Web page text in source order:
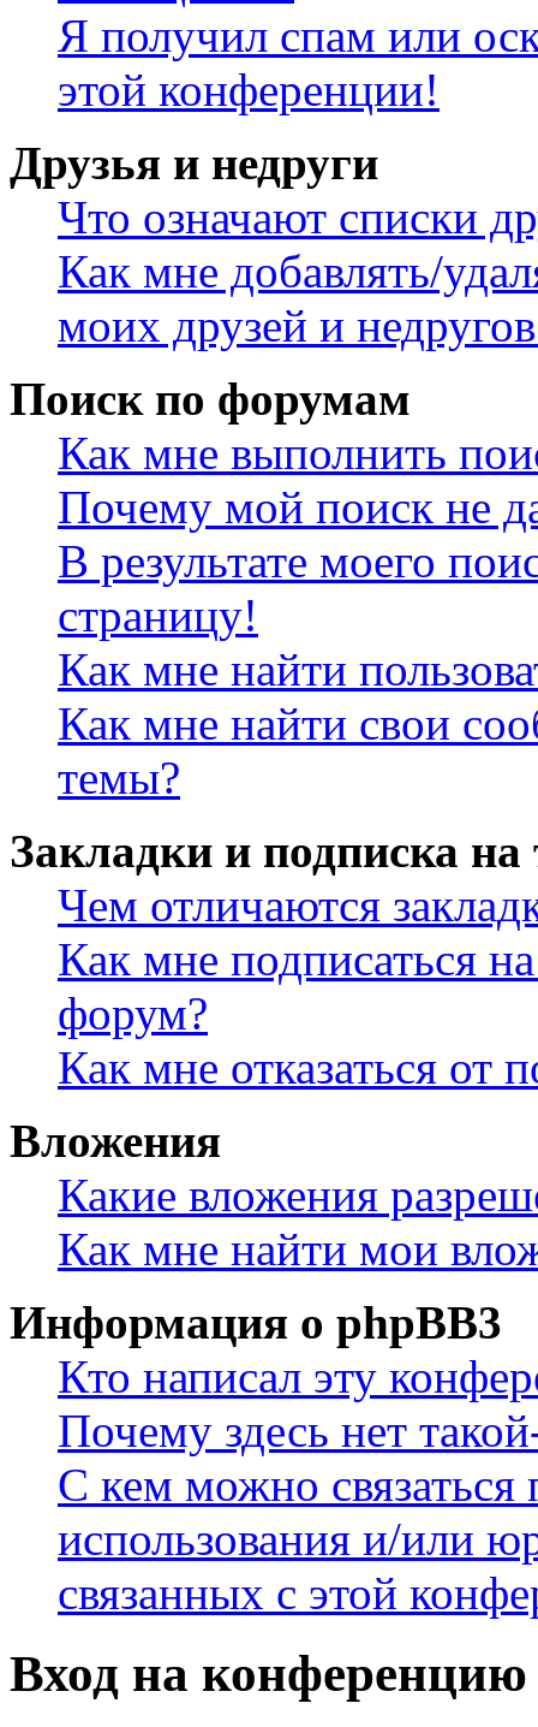
Я получил спам или
этой конференции!
Друзья и недруги
Что означают списки
Как мне добавлять/
моих друзей и
Поиск по форумам
Как мне выполнить
Почему мой поиск не
В результате моего
страницу!
Как мне найти
Как мне найти свои
темы?
Закладки и подписка
Чем отличаются
Как мне подписаться
форум?
Как мне отказаться от
Вложения
Какие вложения
Как мне найти мои
Информация о phpBB3
Кто написал эту
Почему здесь нет
С кем можно связаться
использования и/или
связанных с этой
Вход на конференцию